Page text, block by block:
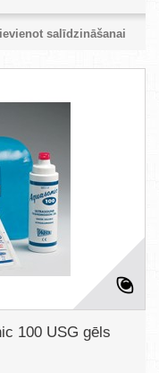
salīdzināšanai
100 USG gēls